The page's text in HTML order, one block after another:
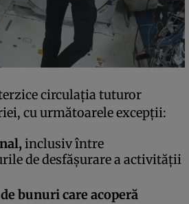
circulaţia tuturor
cu următoarele excepţii:
inclusiv între
de desfăşurare a activităţii
bunuri care acoperă